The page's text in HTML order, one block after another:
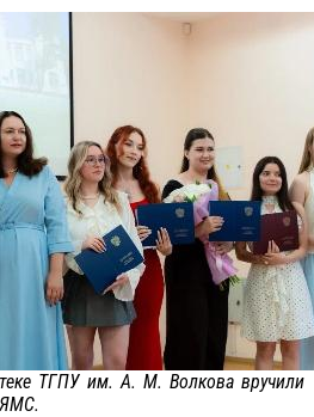
ТГПУ им. А. М. Волкова вручили